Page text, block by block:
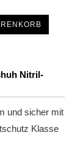
Nitril-
und sicher mit
Klasse